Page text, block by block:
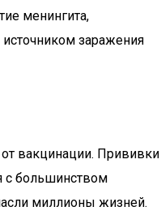
менингита,
заражения
вакцинации. Прививки
с большинством
миллионы жизней.